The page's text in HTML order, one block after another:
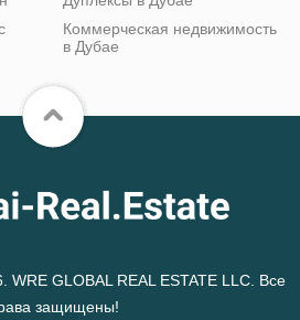
Коммерческая недвижимость
в Дубае
GLOBAL REAL ESTATE LLC. Все
защищены!